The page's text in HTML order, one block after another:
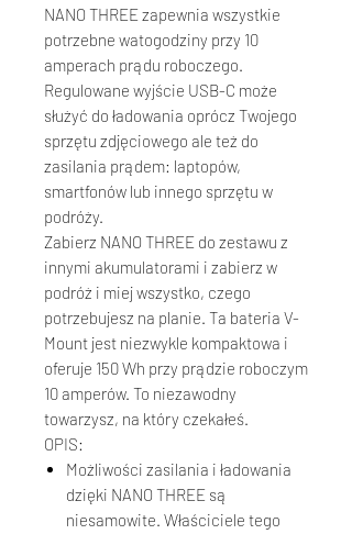
NANO THREE zapewnia wszystkie
potrzebne watogodziny przy 10
amperach prądu roboczego.
Regulowane wyjście USB-C może
służyć do ładowania oprócz Twojego
sprzętu zdjęciowego ale też do
zasilania prądem: laptopów,
smartfonów lub innego sprzętu w
podróży.
Zabierz NANO THREE do zestawu z
innymi akumulatorami i zabierz w
podróż i miej wszystko, czego
potrzebujesz na planie. Ta bateria V-
Mount jest niezwykle kompaktowa i
oferuje 150 Wh przy prądzie roboczym
10 amperów. To niezawodny
towarzysz, na który czekałeś.
OPIS:
Możliwości zasilania i ładowania
dzięki NANO THREE są
niesamowite. Właściciele tego